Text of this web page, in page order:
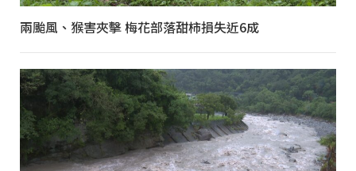
兩颱風、猴害夾擊 梅花部落甜柿損失近6成